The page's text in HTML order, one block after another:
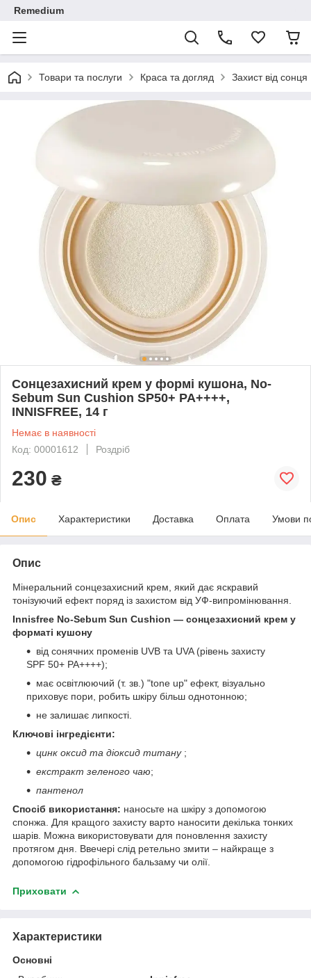
Remedium
Товари та послуги Краса та догляд Захист від сонця
Сонцезахисний крем у формі кушона, No-
Sebum Sun Cushion SP50+ PA++++,
INNISFREE, 14 г
Немає в наявності
Код: 00001612
Роздріб
230 ₴
Опис Характеристики Доставка Оплата Умови
Опис
Мінеральний сонцезахисний крем, який дає яскравий
тонізуючий ефект поряд із захистом від УФ-випромінювання.
Innisfree No-Sebum Sun Cushion — сонцезахисний крем у
форматі кушону
від сонячних променів UVB та UVA (рівень захисту
SPF 50+ PA++++);
має освітлюючий (т. зв.) "tone up" ефект, візуально
приховує пори, робить шкіру більш однотонною;
не залишає липкості.
Ключові інгредієнти:
цинк оксид та діоксид титану;
екстракт зеленого чаю;
пантенол
Спосіб використання: наносьте на шкіру з допомогою
спонжа. Для кращого захисту варто наносити декілька тонких
шарів. Можна використовувати для поновлення захисту
протягом дня. Ввечері слід ретельно змити – найкраще з
допомогою гідрофільного бальзаму чи олії.
Приховати
Характеристики
Основні